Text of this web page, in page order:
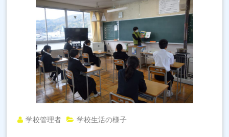
学校管理者 学校生活の様子